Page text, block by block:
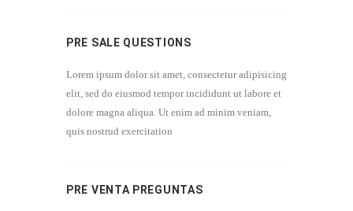
PRE SALE QUESTIONS
Lorem ipsum dolor sit amet, consectetur adipisicing
elit, sed do eiusmod tempor incididunt ut labore et
dolore magna aliqua. Ut enim ad minim veniam,
quis nostrud exercitation
PRE VENTA PREGUNTAS